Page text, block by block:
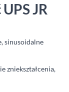
JR
sinusoidalne
zniekształcenia,